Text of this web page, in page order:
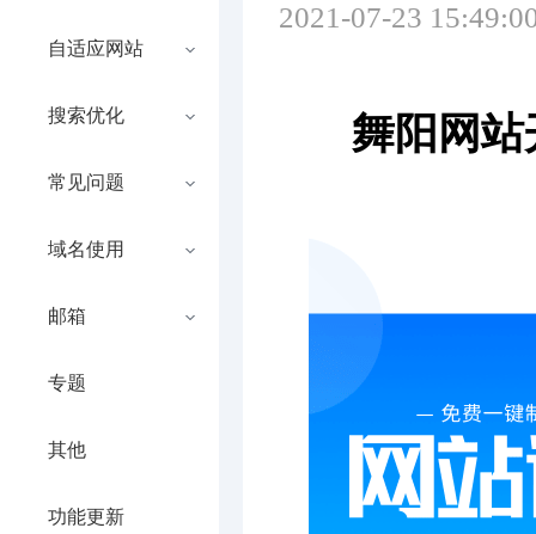
自适应网站
搜索优化
常见问题
域名使用
邮箱
专题
其他
功能更新
2021-07-23
舞阳网站